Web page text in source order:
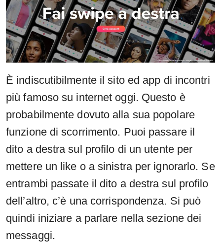
È indiscutibilmente il sito ed app di incontri
più famoso su internet oggi. Questo è
probabilmente dovuto alla sua popolare
funzione di scorrimento. Puoi passare il
dito a destra sul profilo di un utente per
mettere un like o a sinistra per ignorarlo. Se
entrambi passate il dito a destra sul profilo
dell’altro, c’è una corrispondenza. Si può
quindi iniziare a parlare nella sezione dei
messaggi.